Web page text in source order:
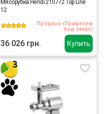
Купить
Мясорубка Hendi 210772 Top Line
12
Продано (Привезем
под заказ)
36 026 грн.